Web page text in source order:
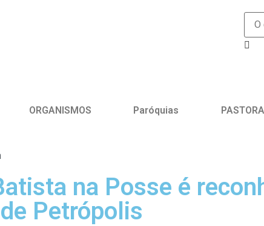
ORGANISMOS Paróquias
na Posse é
Petrópolis